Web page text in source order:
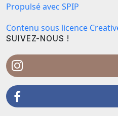
Propulsé avec SPIP
Contenu sous licence
SUIVEZ-NOUS !